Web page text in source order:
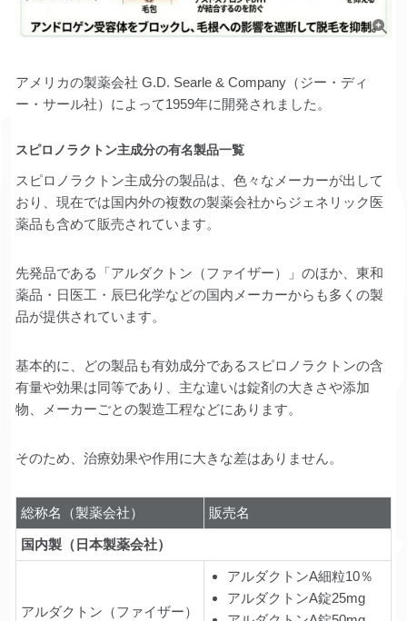
アメリカの製薬会社 G.D. Searle & Company（ジー・ディ
ー・サール社）によって1959年に開発されました。
スピロノラクトン主成分の有名製品一覧
スピロノラクトン主成分の製品は、色々なメーカーが出して
おり、現在では国内外の複数の製薬会社からジェネリック医
薬品も含めて販売されています。
先発品である「アルダクトン（ファイザー）」のほか、東和
薬品・日医工・辰巳化学などの国内メーカーからも多くの製
品が提供されています。
基本的に、どの製品も有効成分であるスピロノラクトンの含
有量や効果は同等であり、主な違いは錠剤の大きさや添加
物、メーカーごとの製造工程などにあります。
そのため、治療効果や作用に大きな差はありません。
総称名（製薬会社） 販売名
国内製（日本製薬会社）
アルダクトン（ファイザー）
アルダクトンA細粒10％
アルダクトンA錠25mg